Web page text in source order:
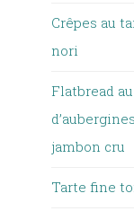
Crêpes au
nori
Flatbread
jambon cru
Tarte fine